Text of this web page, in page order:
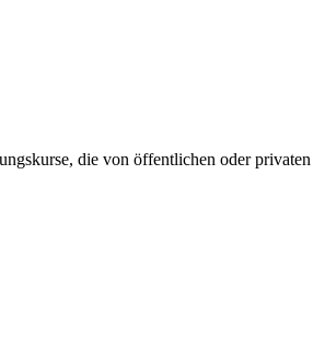
die von öffentlichen oder privaten